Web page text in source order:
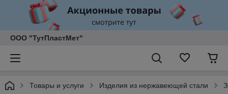
ООО "ТутПластМет"
Товары и услуги Изделия из нержавеющей стали